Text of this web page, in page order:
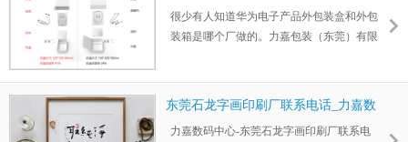
个厂做的_力嘉包装
很少有人知道华为电子产品外包装盒和外包
装箱是哪个厂做的。力嘉包装（东莞）有限
包装产品。
东莞石龙字画印刷厂联系电话_力嘉数
码中心
力嘉数码中心-东莞石龙字画印刷厂联系电